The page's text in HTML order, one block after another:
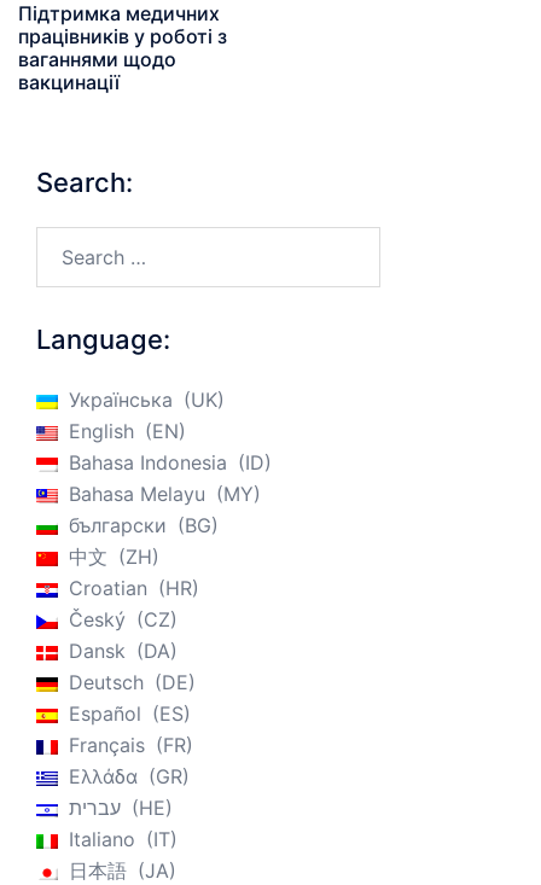
Підтримка медичних
працівників у роботі з
ваганнями щодо
вакцинації
Search:
Language:
Українська
UK
English
EN
Bahasa Indonesia
ID
Bahasa Melayu
MY
български
BG
中文
ZH
Croatian
HR
Český
CZ
Dansk
DA
Deutsch
DE
Español
ES
Français
FR
Ελλάδα
GR
עברית
HE
Italiano
IT
日本語
JA